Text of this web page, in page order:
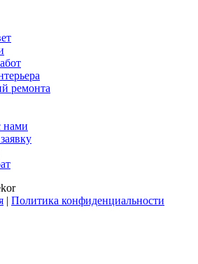
ремонта
нами
| Политика конфиденциальности